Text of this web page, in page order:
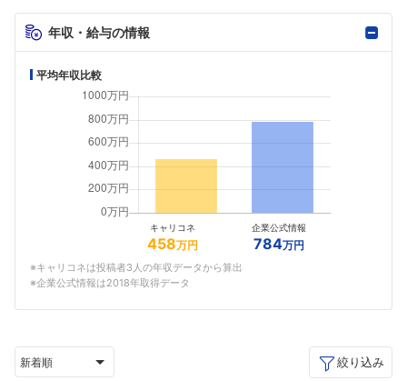
年収・給与の情報
平均年収比較
キャリコネ 企業公式情報
458万円 784万円
※キャリコネは投稿者3人の年収データから算出
※企業公式情報は2018年取得データ
新着順 絞り込み